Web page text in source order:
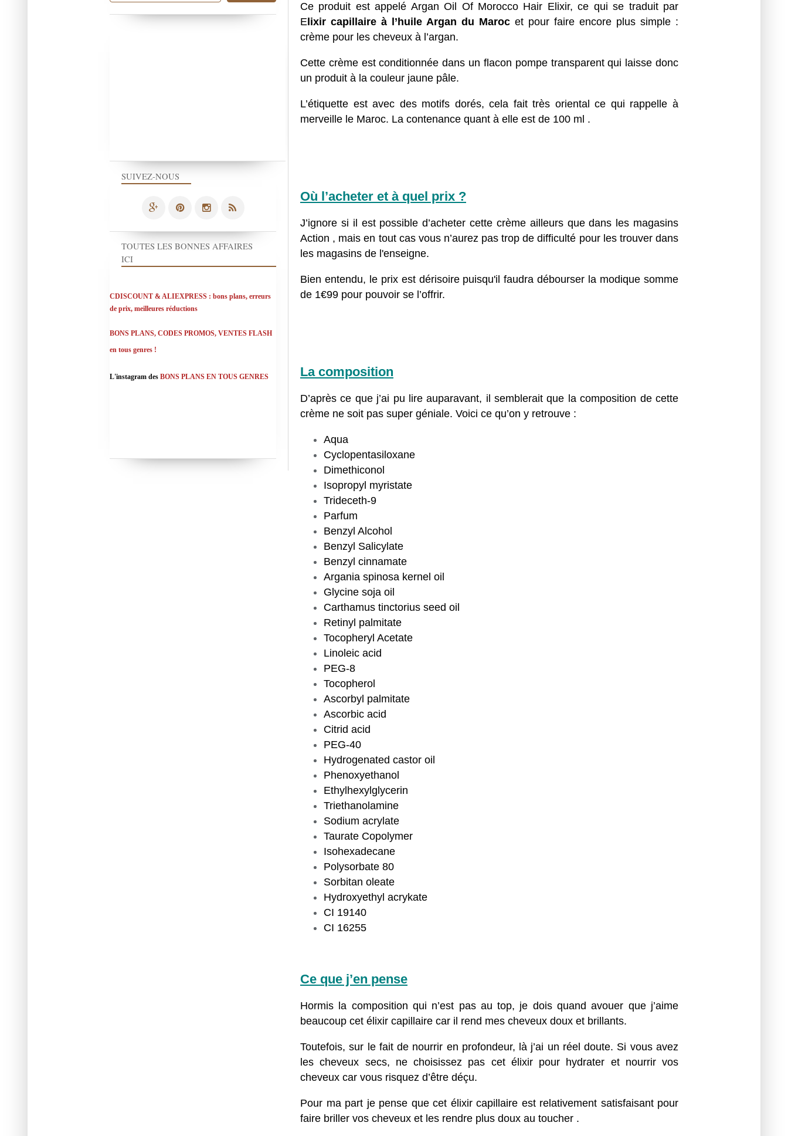
Ce produit est appelé Argan Oil Of Morocco Hair Elixir, ce qui se traduit par
E lixir capillaire à l’huile Argan du Maroc et pour faire encore plus simple :
crème pour les cheveux à l’argan.
Cette crème est conditionnée dans un flacon pompe transparent qui laisse donc
un produit à la couleur jaune pâle.
L’étiquette est avec des motifs dorés, cela fait très oriental ce qui rappelle à
merveille le Maroc. La contenance quant à elle est de 100 ml .
Où l’acheter et à quel prix ?
J’ignore si il est possible d’acheter cette crème ailleurs que dans les magasins
Action , mais en tout cas vous n’aurez pas trop de difficulté pour les trouver dans
les magasins de l'enseigne.
Bien entendu, le prix est dérisoire puisqu'il faudra débourser la modique somme
de 1€99 pour pouvoir se l’offrir.
La composition
D’après ce que j’ai pu lire auparavant, il semblerait que la composition de cette
crème ne soit pas super géniale. Voici ce qu’on y retrouve :
Aqua
Cyclopentasiloxane
Dimethiconol
Isopropyl myristate
Trideceth-9
Parfum
Benzyl Alcohol
Benzyl Salicylate
Benzyl cinnamate
Argania spinosa kernel oil
Glycine soja oil
Carthamus tinctorius seed oil
Retinyl palmitate
Tocopheryl Acetate
Linoleic acid
PEG-8
Tocopherol
Ascorbyl palmitate
Ascorbic acid
Citrid acid
PEG-40
Hydrogenated castor oil
Phenoxyethanol
Ethylhexylglycerin
Triethanolamine
Sodium acrylate
Taurate Copolymer
Isohexadecane
Polysorbate 80
Sorbitan oleate
Hydroxyethyl acrykate
CI 19140
CI 16255
Ce que j’en pense
Hormis la composition qui n’est pas au top, je dois quand avouer que j’aime
beaucoup cet élixir capillaire car il rend mes cheveux doux et brillants.
Toutefois, sur le fait de nourrir en profondeur, là j’ai un réel doute. Si vous avez
les cheveux secs, ne choisissez pas cet élixir pour hydrater et nourrir vos
cheveux car vous risquez d’être déçu.
Pour ma part je pense que cet élixir capillaire est relativement satisfaisant pour
faire briller vos cheveux et les rendre plus doux au toucher .
SUIVEZ-NOUS
TOUTES LES BONNES AFFAIRES
ICI
CDISCOUNT & ALIEXPRESS : bons plans, erreurs
de prix, meilleures réductions
BONS PLANS, CODES PROMOS, VENTES FLASH
en tous genres !
L'instagram des BONS PLANS EN TOUS GENRES